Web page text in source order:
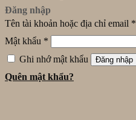
Đăng nhập
Tên tài khoản hoặc địa chỉ email *
Mật khẩu *
Ghi nhớ mật khẩu
Đăng nhập
Quên mật khẩu?